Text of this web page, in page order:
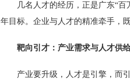
几名人才的经历，正是广东“百万
年目标。企业与人才的精准牵手，
靶向引才：产业需求与人才供
产业要升级，人才是引擎，而引